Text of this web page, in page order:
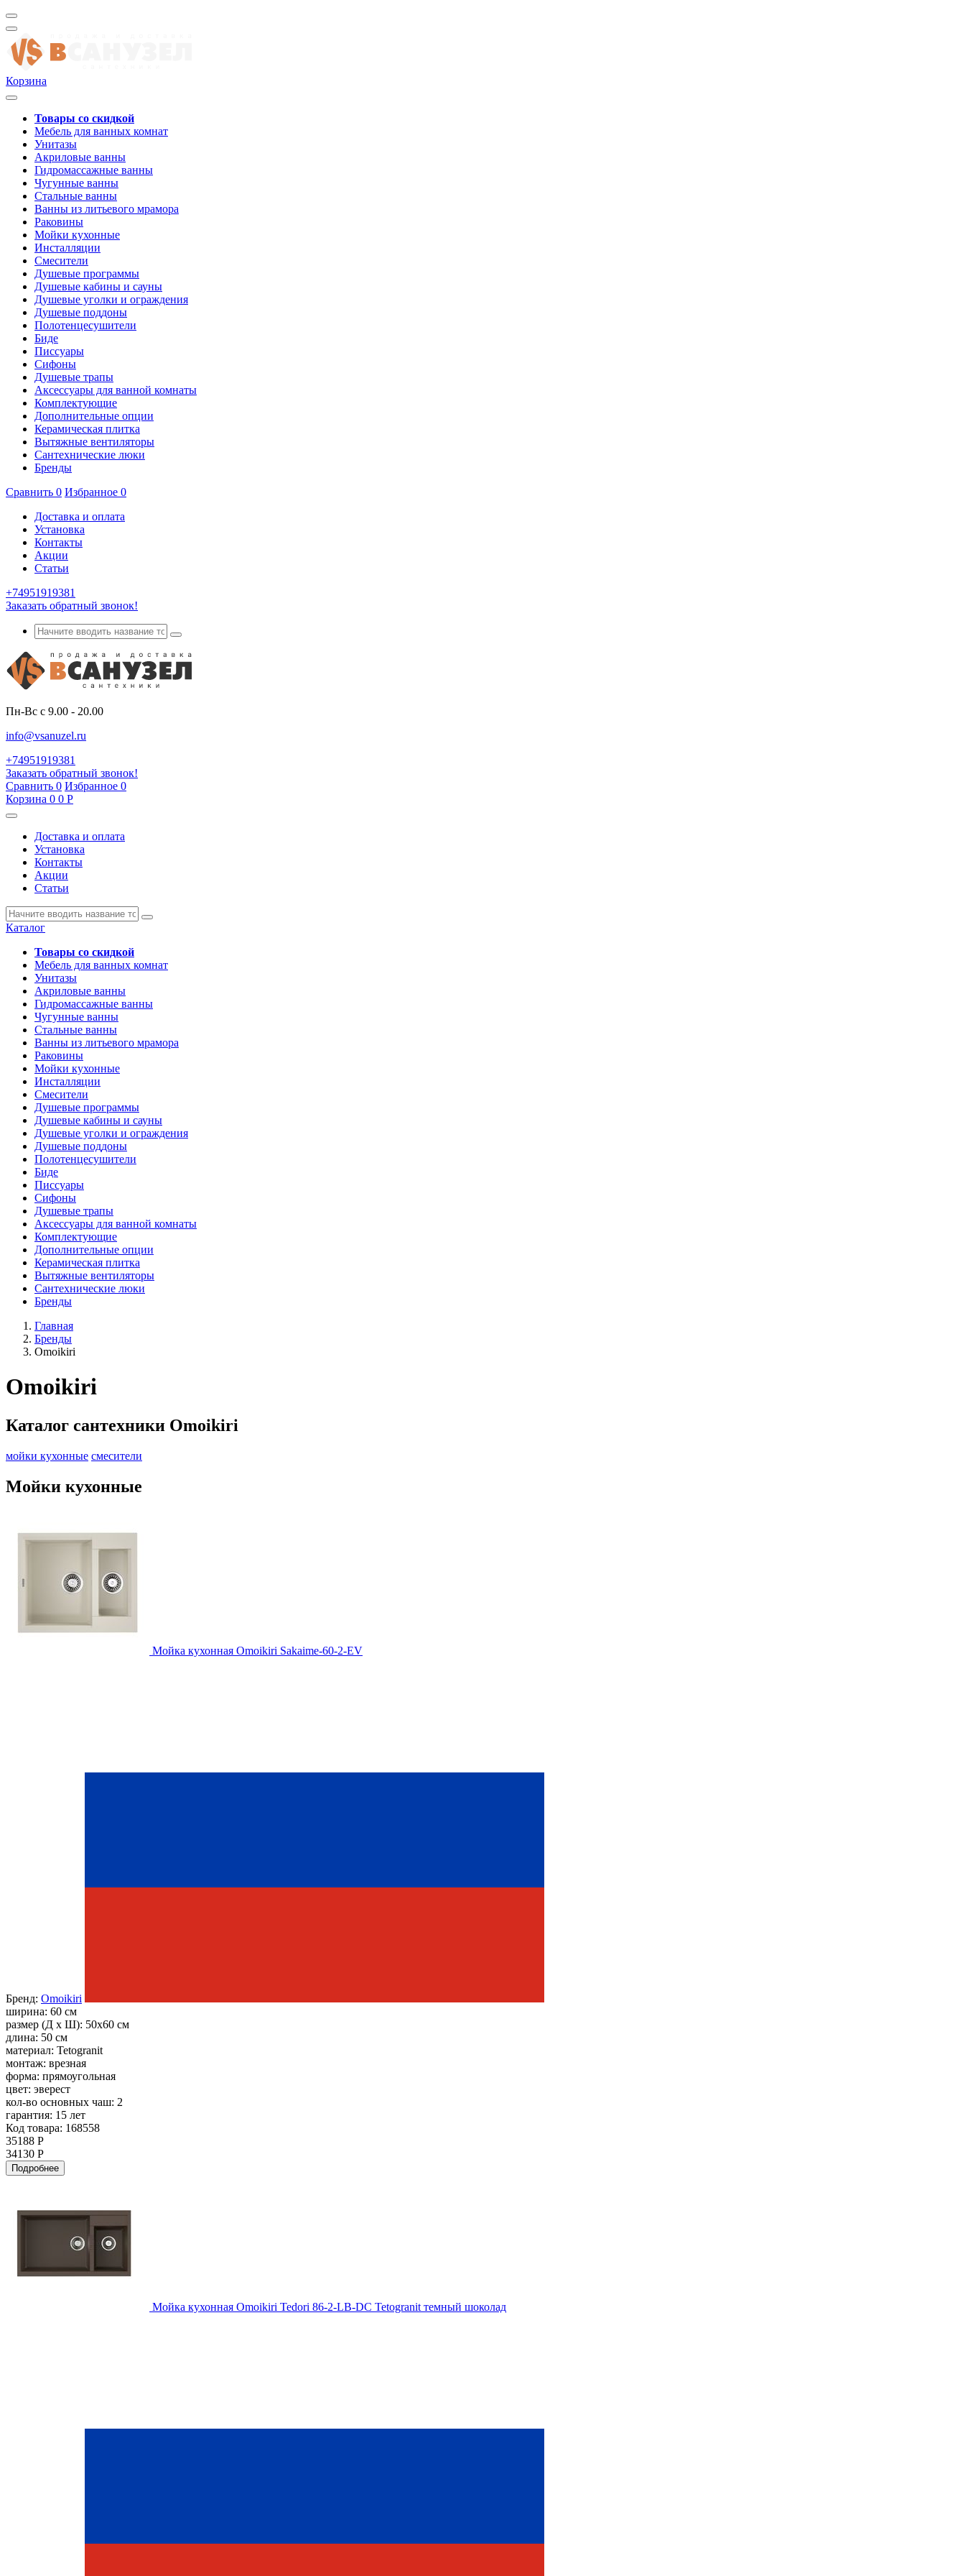
Корзина
Товары со скидкой
Мебель для ванных комнат
Унитазы
Акриловые ванны
Гидромассажные ванны
Чугунные ванны
Стальные ванны
Ванны из литьевого мрамора
Раковины
Мойки кухонные
Инсталляции
Смесители
Душевые программы
Душевые кабины и сауны
Душевые уголки и ограждения
Душевые поддоны
Полотенцесушители
Биде
Писсуары
Сифоны
Душевые трапы
Аксессуары для ванной комнаты
Комплектующие
Дополнительные опции
Керамическая плитка
Вытяжные вентиляторы
Сантехнические люки
Бренды
Сравнить 0 Избранное 0
Доставка и оплата
Установка
Контакты
Акции
Статьи
+74951919381
Заказать обратный звонок!
Пн-Вс с 9.00 - 20.00
info@vsanuzel.ru
+74951919381
Заказать обратный звонок!
Сравнить 0 Избранное 0
Корзина 0 0 Р
Доставка и оплата
Установка
Контакты
Акции
Статьи
Каталог
Товары со скидкой
Мебель для ванных комнат
Унитазы
Акриловые ванны
Гидромассажные ванны
Чугунные ванны
Стальные ванны
Ванны из литьевого мрамора
Раковины
Мойки кухонные
Инсталляции
Смесители
Душевые программы
Душевые кабины и сауны
Душевые уголки и ограждения
Душевые поддоны
Полотенцесушители
Биде
Писсуары
Сифоны
Душевые трапы
Аксессуары для ванной комнаты
Комплектующие
Дополнительные опции
Керамическая плитка
Вытяжные вентиляторы
Сантехнические люки
Бренды
Главная
Бренды
Omoikiri
Omoikiri
Каталог сантехники Omoikiri
мойки кухонные смесители
Мойки кухонные
Мойка кухонная Omoikiri Sakaime-60-2-EV
Бренд: Omoikiri
ширина: 60 см
размер (Д х Ш): 50x60 см
длина: 50 см
материал: Tetogranit
монтаж: врезная
форма: прямоугольная
цвет: эверест
кол-во основных чаш: 2
гарантия: 15 лет
Код товара: 168558
35188 Р
34130 Р
Подробнее
Мойка кухонная Omoikiri Tedori 86-2-LB-DC Tetogranit темный шоколад